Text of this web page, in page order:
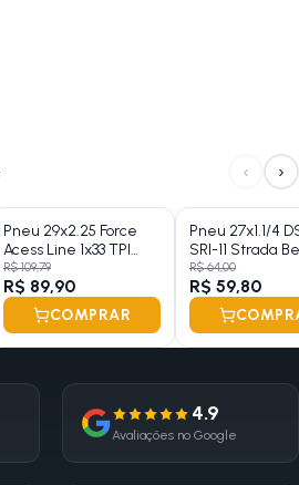
‹ ›
Pneu 29x2.25 Force
Acess Line 1x33 TPI
Michelin Talão Rigido
Preto
R$ 109,79
R$ 89,90
COMPRAR
Pneu 27x1.1/4
SRI-11 Strada
R$ 64,00
R$ 59,80
4.9
Avaliações no Google